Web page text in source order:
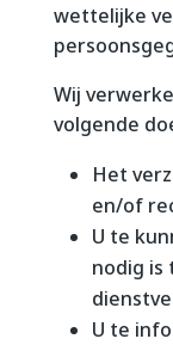
wettelijke
Wij
volgende
Het
en/of
U te
nodig is
U te